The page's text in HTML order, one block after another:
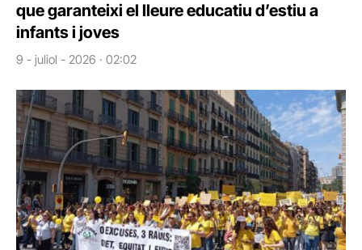
que garanteixi el lleure educatiu d’estiu a
infants i joves
9 - juliol - 2026 · 02:02